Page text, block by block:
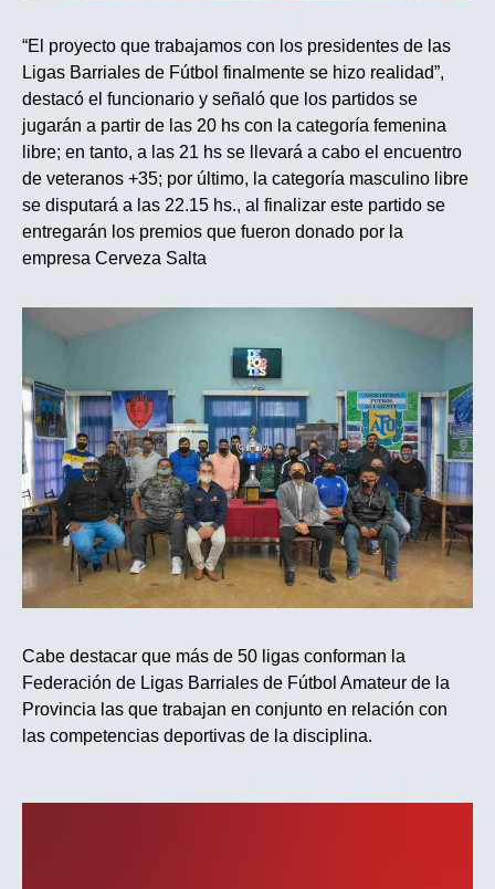
“El proyecto que trabajamos con los presidentes de las
Ligas Barriales de Fútbol finalmente se hizo realidad”,
destacó el funcionario y señaló que los partidos se
jugarán a partir de las 20 hs con la categoría femenina
libre; en tanto, a las 21 hs se llevará a cabo el encuentro
de veteranos +35; por último, la categoría masculino libre
se disputará a las 22.15 hs., al finalizar este partido se
entregarán los premios que fueron donado por la
empresa Cerveza Salta
Cabe destacar que más de 50 ligas conforman la
Federación de Ligas Barriales de Fútbol Amateur de la
Provincia las que trabajan en conjunto en relación con
las competencias deportivas de la disciplina.